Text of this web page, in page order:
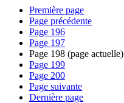
Première page
Page précédente
Page 196
Page 197
Page 198 (page actuelle)
Page 199
Page 200
Page suivante
Dernière page